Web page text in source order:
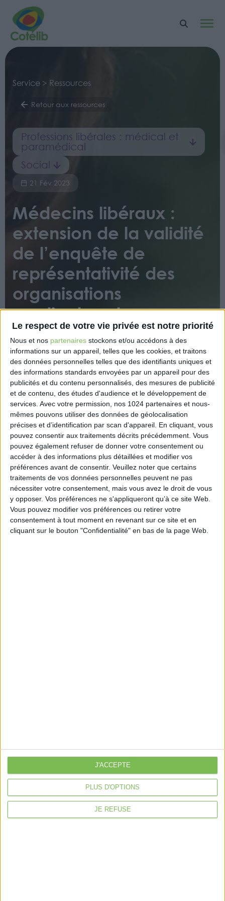
Le respect de votre vie privée est notre priorité
Nous et nos partenaires stockons et/ou accédons à des
informations sur un appareil, telles que les cookies, et traitons
des données personnelles telles que des identifiants uniques et
des informations standards envoyées par un appareil pour des
publicités et du contenu personnalisés, des mesures de publicité
et de contenu, des études d'audience et le développement de
services. Avec votre permission, nos 1024 partenaires et nous-
mêmes pouvons utiliser des données de géolocalisation
précises et d’identification par scan d'appareil. En cliquant, vous
pouvez consentir aux traitements décrits précédemment. Vous
pouvez également refuser de donner votre consentement ou
accéder à des informations plus détaillées et modifier vos
préférences avant de consentir. Veuillez noter que certains
traitements de vos données personnelles peuvent ne pas
nécessiter votre consentement, mais vous avez le droit de vous
y opposer. Vos préférences ne s'appliqueront qu’à ce site Web.
Vous pouvez modifier vos préférences ou retirer votre
consentement à tout moment en revenant sur ce site et en
cliquant sur le bouton "Confidentialité" en bas de la page Web.
PLUS D'OPTIONS
JE REFUSE
J'ACCEPTE
Service > Ressources
Retour aux ressources
Professions libérales : médical et
paramédical
Social
21 Fév 2023
Médecins libéraux :
extension de la validité
de l’enquête de
représentativité des
organisations
syndicales et
négociations relatives à
la convention médicale
Un décret aménage la durée de validité des
résultats de représentativité des organisations
syndicales des médecins libéraux en vue des
négociations relatives à la convention médicale, en
prolongeant à titre dérogatoire celle constatée par
l’enquête déclenchée le 16 avril 2021.
https://www.legifrance.gouv.fr/jorf/id/
Location de bureaux
Examen de Conformité Fiscale